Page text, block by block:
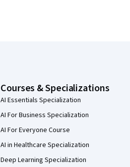
Courses & Specializations
AI Essentials Specialization
AI For Business Specialization
AI For Everyone Course
AI in Healthcare Specialization
Deep Learning Specialization